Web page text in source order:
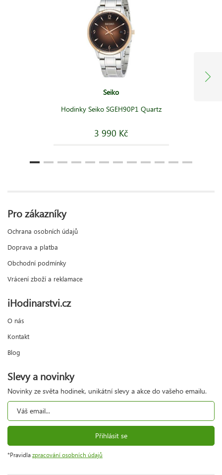
Seiko
Hodinky Seiko SGEH90P1 Quartz
3 990 Kč
Pro zákazníky
Ochrana osobních údajů
Doprava a platba
Obchodní podmínky
Vrácení zboží a reklamace
iHodinarstvi.cz
O nás
Kontakt
Blog
Slevy a novinky
Novinky ze světa hodinek, unikátní slevy a akce do vašeho emailu.
Přihlásit se
*Pravidla zpracování osobních údajů